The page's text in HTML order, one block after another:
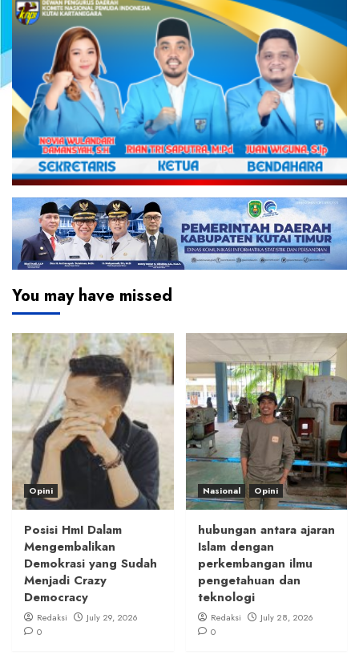
You may have missed
Opini
Posisi HmI Dalam
Mengembalikan
Demokrasi yang Sudah
Menjadi Crazy
Democracy
Redaksi
July 29, 2026
0
Nasional Opini
hubungan antara ajaran
Islam dengan
perkembangan ilmu
pengetahuan dan
teknologi
Redaksi
July 28, 2026
0